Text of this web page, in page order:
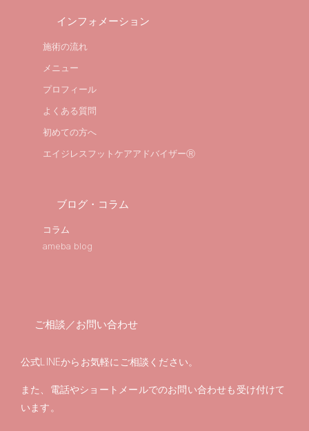
インフォメーション
施術の流れ
メニュー
プロフィール
よくある質問
初めての方へ
エイジレスフットケアアドバイザーⓇ
ブログ・コラム
コラム
ameba blog
ご相談／お問い合わせ
公式LINEからお気軽にご相談ください。
また、電話やショートメールでのお問い合わせも受け付けて
います。